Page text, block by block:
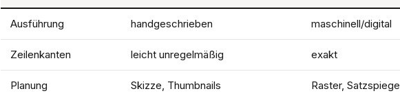
Ausführung handgeschrieben maschinell/digital
Zeilenkanten leicht unregelmäßig exakt
Planung Skizze, Thumbnails Raster,